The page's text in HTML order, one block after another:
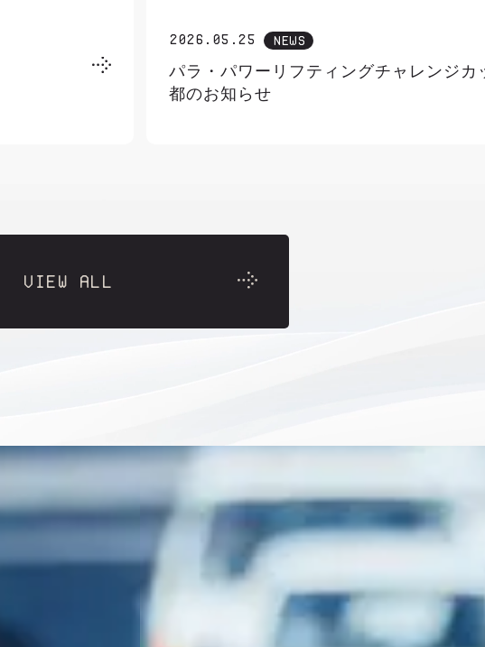
2026.05.25 NEWS
パラ・パワーリフティングチャレンジカ
都のお知らせ
VIEW ALL